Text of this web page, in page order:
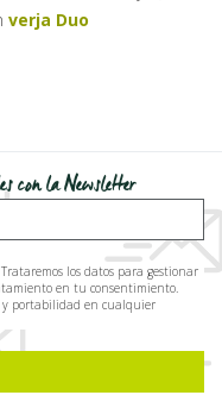
verja Duo
con la Newsletter
los datos para gestionar
en tu consentimiento.
y portabilidad en cualquier